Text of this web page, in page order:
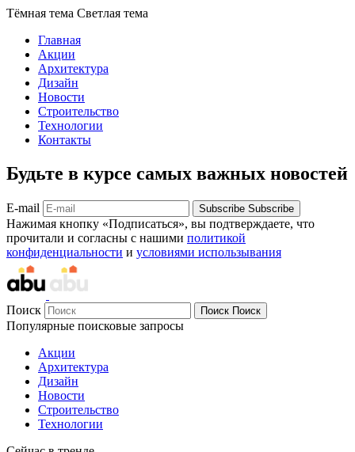
Тёмная тема Светлая тема
Главная
Акции
Архитектура
Дизайн
Новости
Строительство
Технологии
Контакты
Будьте в курсе самых важных новостей
E-mail Subscribe Subscribe
Нажимая кнопку «Подписаться», вы подтверждаете, что
прочитали и согласны с нашими политикой
конфиденциальности и условиями использывания
Поиск Поиск Поиск
Популярные поисковые запросы
Акции
Архитектура
Дизайн
Новости
Строительство
Технологии